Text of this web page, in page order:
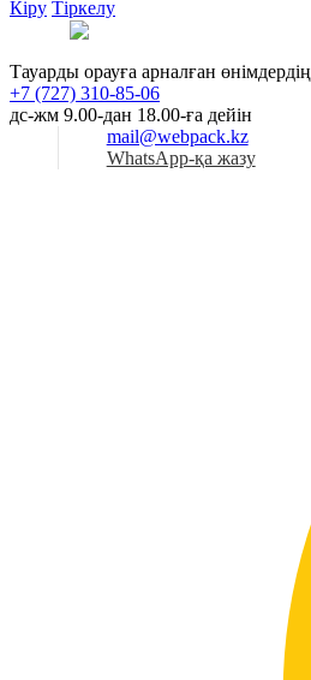
Кіру Тіркелу
Тауарды орауға арналған
+7 (727) 310-85-06
дс-жм 9.00-дан 18.00-ға дейін
mail@webpack.kz
WhatsApp-қа жазу